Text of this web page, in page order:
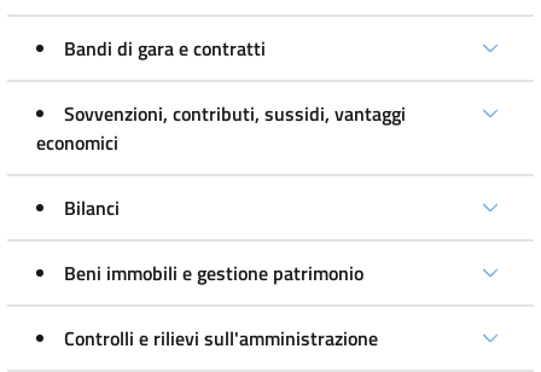
Bandi di gara e contratti
Sovvenzioni, contributi, sussidi, vantaggi
economici
Bilanci
Beni immobili e gestione patrimonio
Controlli e rilievi sull'amministrazione